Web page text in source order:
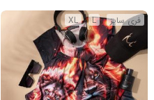
فری سایز L
XL